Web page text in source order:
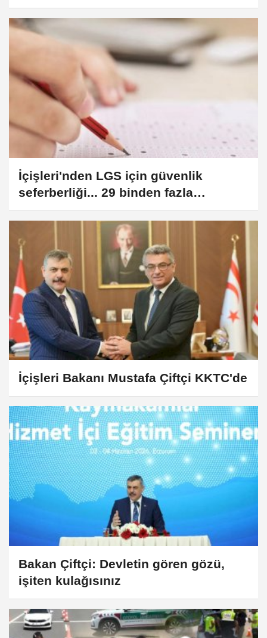
İçişleri'nden LGS için güvenlik
seferberliği... 29 binden fazla
personel görevde
İçişleri Bakanı Mustafa Çiftçi KKTC'de
Bakan Çiftçi: Devletin gören gözü,
işiten kulağısınız